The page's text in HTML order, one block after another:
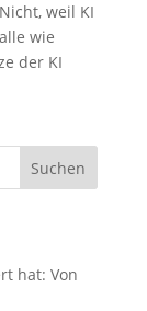
weil KI
wie
der KI
Suchen
hat: Von